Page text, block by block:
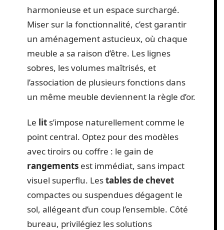
harmonieuse et un espace surchargé.
Miser sur la fonctionnalité, c’est garantir
un aménagement astucieux, où chaque
meuble a sa raison d’être. Les lignes
sobres, les volumes maîtrisés, et
l’association de plusieurs fonctions dans
un même meuble deviennent la règle d’or.
Le lit s’impose naturellement comme le
point central. Optez pour des modèles
avec tiroirs ou coffre : le gain de
rangements est immédiat, sans impact
visuel superflu. Lestables de chevet
compactes ou suspendues dégagent le
sol, allégeant d’un coup l’ensemble. Côté
bureau, privilégiez les solutions